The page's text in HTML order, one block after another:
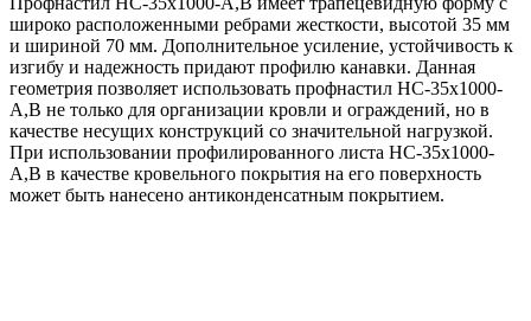
широко расположенными ребрами жесткости, высотой 35 мм
и шириной 70 мм. Дополнительное усиление, устойчивость к
изгибу и надежность придают профилю канавки. Данная
геометрия позволяет использовать профнастил НС-35x1000-
A,B не только для организации кровли и ограждений, но в
качестве несущих конструкций со значительной нагрузкой.
При использовании профилированного листа НС-35x1000-
A,B в качестве кровельного покрытия на его поверхность
может быть нанесено антиконденсатным покрытием.